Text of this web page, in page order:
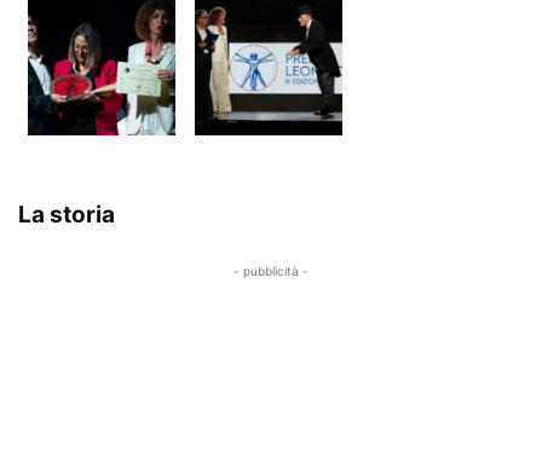
La storia
- pubblicità -